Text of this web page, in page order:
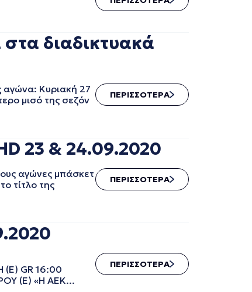
διαδικτυακά
αγώνα: Κυριακή 27
μισό της σεζόν
ΠΕΡΙΣΣΟΤΕΡΑ
23 & 24.09.2020
αγώνες μπάσκετ
τίτλο της
ΠΕΡΙΣΣΟΤΕΡΑ
GR 16:00
(Ε) «Η ΑΕΚ...
ΠΕΡΙΣΣΟΤΕΡΑ